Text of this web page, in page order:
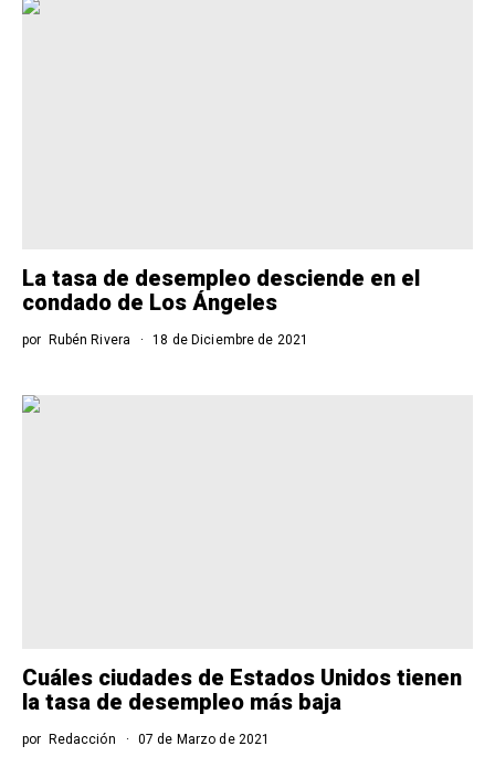
La tasa de desempleo desciende en el
condado de Los Ángeles
por Rubén Rivera 18 de Diciembre de 2021
Cuáles ciudades de Estados Unidos tienen
la tasa de desempleo más baja
por Redacción 07 de Marzo de 2021